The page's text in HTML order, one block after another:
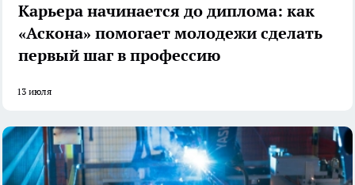
Карьера начинается до диплома: как
«Аскона» помогает молодежи сделать
первый шаг в профессию
13 июля